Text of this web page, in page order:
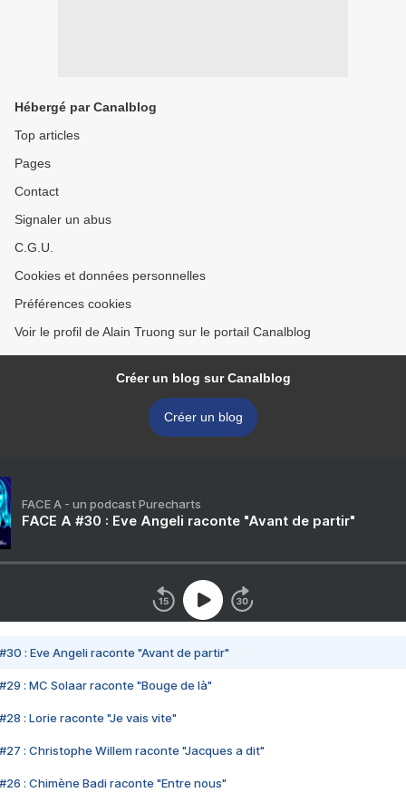
Hébergé par Canalblog
Top articles
Pages
Contact
Signaler un abus
C.G.U.
Cookies et données personnelles
Préférences cookies
Voir le profil de Alain Truong sur le portail Canalblog
Créer un blog sur Canalblog
Créer un blog
FACE A - un podcast Purecharts
FACE A #30 : Eve Angeli raconte "Avant de partir"
#30 : Eve Angeli raconte "Avant de partir"
#29 : MC Solaar raconte "Bouge de là"
#28 : Lorie raconte "Je vais vite"
#27 : Christophe Willem raconte "Jacques a dit"
#26 : Chimène Badi raconte "Entre nous"